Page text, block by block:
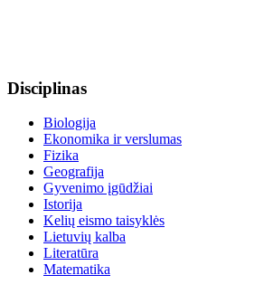
Disciplinas
Biologija
Ekonomika ir verslumas
Fizika
Geografija
Gyvenimo įgūdžiai
Istorija
Kelių eismo taisyklės
Lietuvių kalba
Literatūra
Matematika